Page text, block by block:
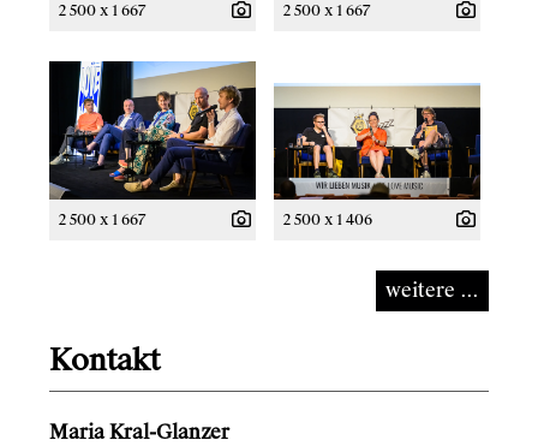
2 500 x 1 667 2 500 x 1 667
2 500 x 1 667 2 500 x 1 406
weitere ...
Kontakt
Maria Kral-Glanzer